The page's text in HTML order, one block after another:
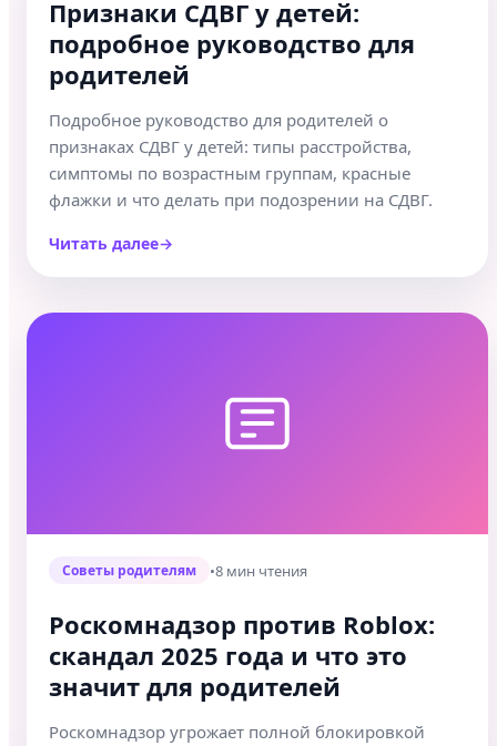
Признаки СДВГ у детей:
подробное руководство для
родителей
Подробное руководство для родителей о
признаках СДВГ у детей: типы расстройства,
симптомы по возрастным группам, красные
флажки и что делать при подозрении на СДВГ.
Читать далее
Советы родителям •8 мин чтения
Роскомнадзор против Roblox:
скандал 2025 года и что это
значит для родителей
Роскомнадзор угрожает полной блокировкой